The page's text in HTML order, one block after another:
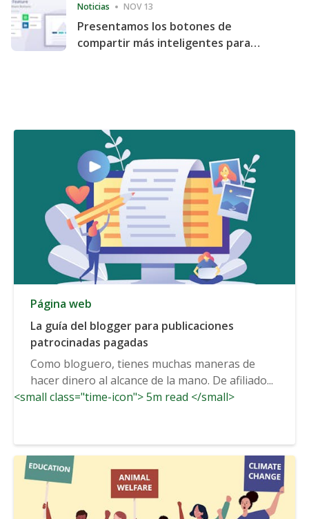
Noticias NOV 13
Presentamos los botones de
compartir más inteligentes para
Página web
La guía del blogger para publicaciones
patrocinadas pagadas
Como bloguero, tienes muchas maneras de
hacer dinero al alcance de la mano. De afiliado...
<small class="time-icon"> 5m read </small>